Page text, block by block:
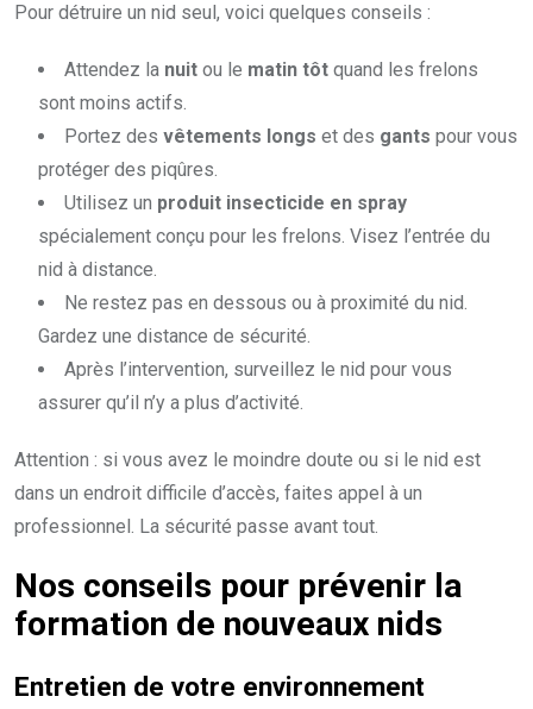
Pour détruire un nid seul, voici quelques conseils :
Attendez la nuit ou le matin tôt quand les frelons
sont moins actifs.
Portez des vêtements longs et des gants pour vous
protéger des piqûres.
Utilisez un produit insecticide en spray
spécialement conçu pour les frelons. Visez l’entrée du
nid à distance.
Ne restez pas en dessous ou à proximité du nid.
Gardez une distance de sécurité.
Après l’intervention, surveillez le nid pour vous
assurer qu’il n’y a plus d’activité.
Attention : si vous avez le moindre doute ou si le nid est
dans un endroit difficile d’accès, faites appel à un
professionnel. La sécurité passe avant tout.
Nos conseils pour prévenir la
formation de nouveaux nids
Entretien de votre environnement